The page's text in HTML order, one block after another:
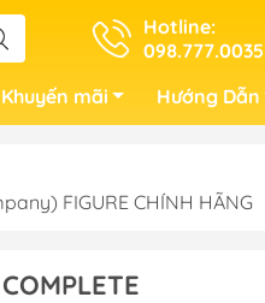
Hotline:
098.777.0035
Khuyến mãi Hướng Dẫn
FIGURE CHÍNH HÃNG